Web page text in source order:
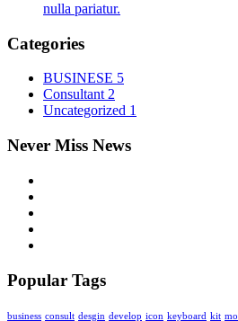
nulla pariatur.
Categories
BUSINESE 5
Consultant2
Uncategorized 1
Never Miss News
Popular Tags
business consult desgin develop icon keyboard kit